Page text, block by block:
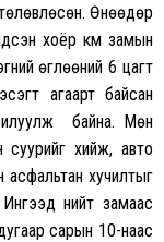
Өнөөдөр
хоёр км замын
өглөөний 6 цагт
агаарт байсан
байна. Мөн
суурийг хийж, авто
асфальтан хучилтыг
нийт замаас
сарын 10-наас